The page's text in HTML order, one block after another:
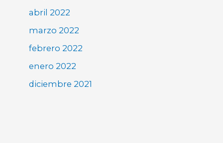
abril 2022
marzo 2022
febrero 2022
enero 2022
diciembre 2021